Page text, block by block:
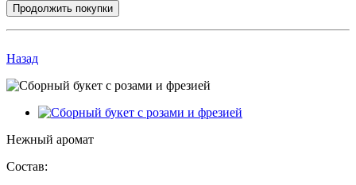
Продолжить покупки
Назад
Нежный аромат
Состав: